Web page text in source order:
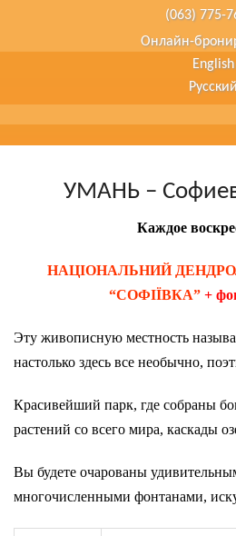
(063) 775-
Онлайн-
English
Туры наших партнеров
Агенствам
Контакти
УМАНЬ –
Каждое
НАЦІОНАЛЬНИЙ
“СОФІЇВКА” +
Эту живописную местность
настолько здесь все необычно,
Красивейший парк, где собраны
растений со всего мира, каскады
Вы будете очарованы
многочисленными фонтанами,